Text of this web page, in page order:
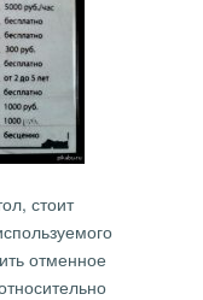
стоит
отменное